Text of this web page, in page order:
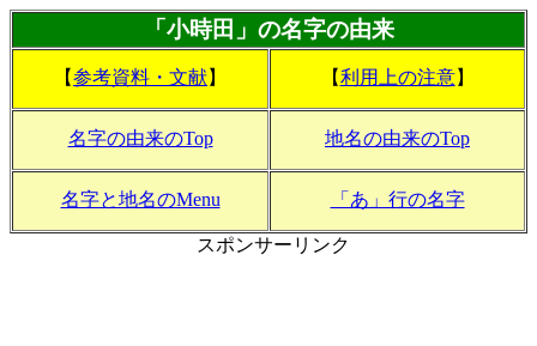
「小時田」の名字の由来
【参考資料・文献】 【利用上の注意】
名字の由来のTop 地名の由来のTop
名字と地名のMenu 「あ」行の名字
スポンサーリンク